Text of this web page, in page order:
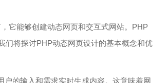
它能够创建动态网页和交互式网站。PHP
们将探讨PHP动态网页设计的基本概念和优
的输入和需求实时生成内容。这意味着网